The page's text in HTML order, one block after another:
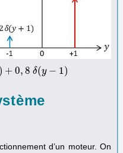
) + 0, 8 δ(y − 1)
+ 0,8 δ (y −1)
d’un moteur. On